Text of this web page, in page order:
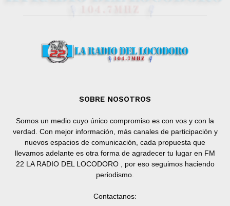
SOBRE NOSOTROS
Somos un medio cuyo único compromiso es con vos y con la
verdad. Con mejor información, más canales de participación y
nuevos espacios de comunicación, cada propuesta que
llevamos adelante es otra forma de agradecer tu lugar en FM
22 LA RADIO DEL LOCODORO , por eso seguimos haciendo
periodismo.
Contactanos: